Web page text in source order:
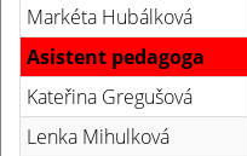
Markéta Hubálková
Asistent pedagoga
Kateřina Gregušová
Lenka Mihulková